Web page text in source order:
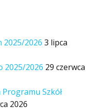
2025/2026 3 lipca
2025/2026 29 czerwca
Szkół
2026